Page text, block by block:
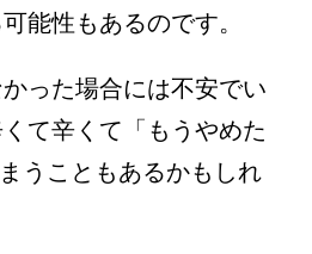
能性もあるのです。
った場合には不安でい
て辛くて「もうやめた
うこともあるかもしれ